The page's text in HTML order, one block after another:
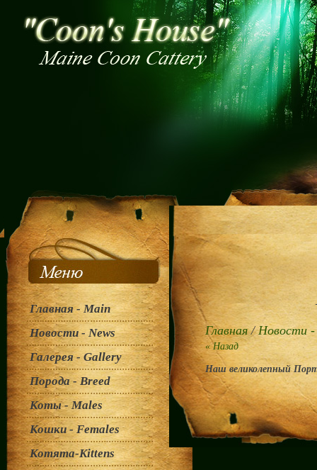
Главная - Main
Новости - News
Галерея - Gallery
Порода - Breed
Коты - Males
Кошки - Females
Котята-Kittens
/////
Главная/Новости -
« Назад
Наш великолепный